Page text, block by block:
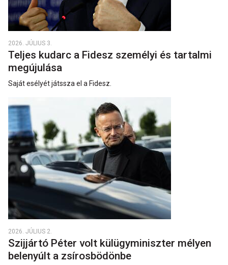
2026. JÚLIUS 3.
Teljes kudarc a Fidesz személyi és tartalmi
megújulása
Saját esélyét játssza el a Fidesz.
2026. JÚLIUS 2.
Szijjártó Péter volt külügyminiszter mélyen
belenyúlt a zsírosbödönbe